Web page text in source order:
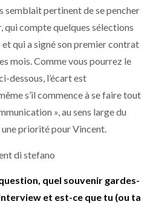
semblait pertinent de se pencher
qui compte quelques sélections
et qui a signé son premier contrat
mois. Comme vous pourrez le
dessous, l’écart est
s’il commence à se faire tout
», au sens large du
une priorité pour Vincent.
quel souvenir gardes-
et est-ce que tu (ou ta